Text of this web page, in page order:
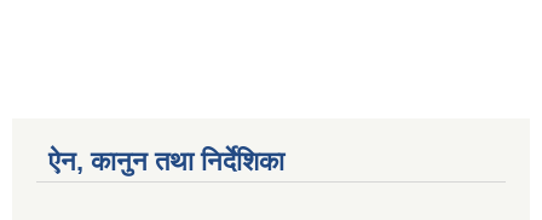
ऐन, कानुन तथा निर्देशिका